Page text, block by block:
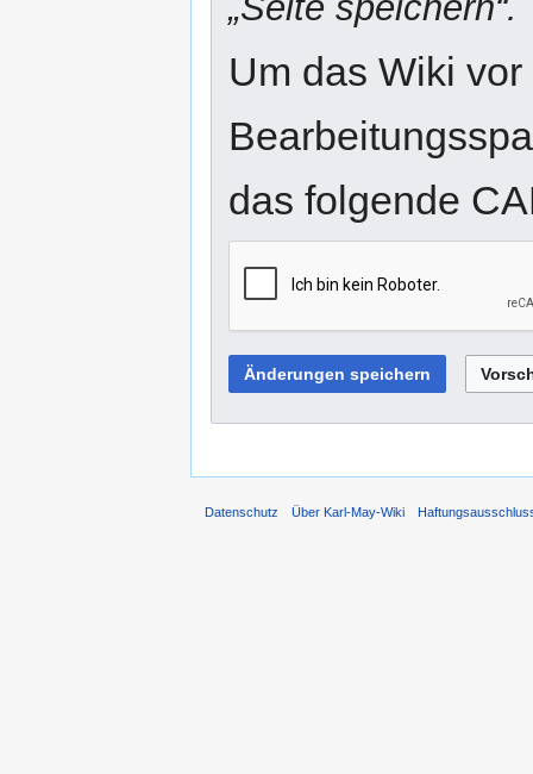
Um das Wiki
das folgende
Datenschutz Über Karl-May-Wiki